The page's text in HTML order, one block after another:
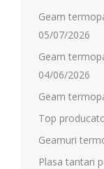
Geam
05/07/2026
Geam
04/06/2026
Geam
Top
Geamuri
Plasa tantari